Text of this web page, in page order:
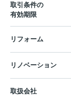
取引条件の
有効期限
リフォーム
リノベーション
取扱会社